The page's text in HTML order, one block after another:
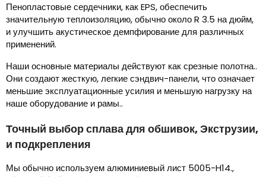
Пенопластовые сердечники, как EPS, обеспечить
значительную теплоизоляцию, обычно около R 3.5 на дюйм,
и улучшить акустическое демпфирование для различных
применений.
Наши основные материалы действуют как срезные полотна..
Они создают жесткую, легкие сэндвич-панели, что означает
меньшие эксплуатационные усилия и меньшую нагрузку на
наше оборудование и рамы..
Точный выбор сплава для обшивок, Экструзии,
и подкрепления
Мы обычно используем алюминиевый лист 5005-H14.,